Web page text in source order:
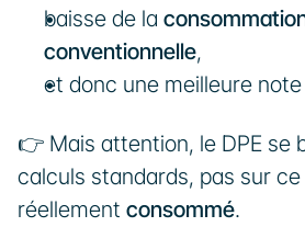
baisse de la
conventionnelle,
et donc une meilleure note
👉 Mais attention, le DPE se
calculs standards, pas sur
réellement consommé.